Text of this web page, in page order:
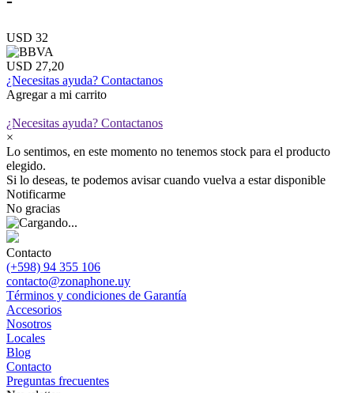
USD 32
USD 27,20
¿Necesitas ayuda? Contactanos
Agregar a mi carrito
¿Necesitas ayuda? Contactanos
×
Lo sentimos, en este momento no tenemos stock para el producto
elegido.
Si lo deseas, te podemos avisar cuando vuelva a estar disponible
Notificarme
No gracias
Contacto
(+598) 94 355 106
contacto@zonaphone.uy
Términos y condiciones de Garantía
Accesorios
Nosotros
Locales
Blog
Contacto
Preguntas frecuentes